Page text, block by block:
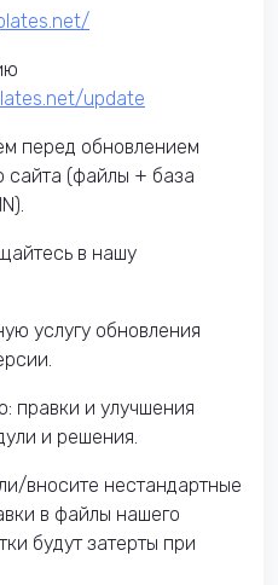
update
перед обновлением
сайта (файлы + база
в нашу
услугу обновления
правки и улучшения
и решения.
вносите нестандартные
в файлы нашего
будут затерты при